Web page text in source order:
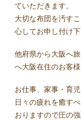
ていただきます。
大切な布団を汚す
心してお申し付け下
他府県から大阪へ
へ大阪在住のお客
お仕事、家事・育
日々の疲れを癒す
おりますので圧の